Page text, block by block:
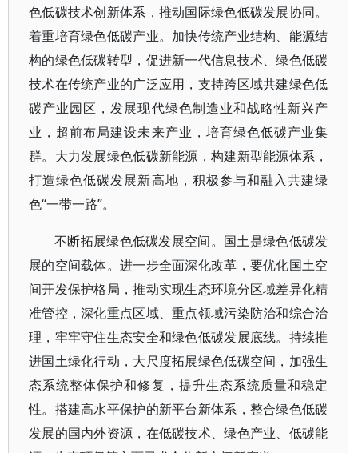
色低碳技术创新体系，推动国际绿色低碳发展协同。
着重培育绿色低碳产业。加快传统产业结构、能源结
构的绿色低碳转型，促进新一代信息技术、绿色低碳
技术在传统产业的广泛应用，支持跨区域共建绿色低
碳产业园区，发展现代绿色制造业和战略性新兴产
业，超前布局建设未来产业，培育绿色低碳产业集
群。大力发展绿色低碳新能源，构建新型能源体系，
打造绿色低碳发展新高地，积极参与和融入共建绿
色“一带一路”。
不断拓展绿色低碳发展空间。国土是绿色低碳发
展的空间载体。进一步全面深化改革，要优化国土空
间开发保护格局，推动实现生态环境分区域差异化精
准管控，深化重点区域、重点领域污染防治和综合治
理，牢牢守住生态安全和绿色低碳发展底线。持续推
进国土绿化行动，大尺度拓展绿色低碳空间，加强生
态系统整体保护和修复，提升生态系统质量和稳定
性。搭建高水平保护的新平台新体系，整合绿色低碳
发展的国内外资源，在低碳技术、绿色产业、低碳能